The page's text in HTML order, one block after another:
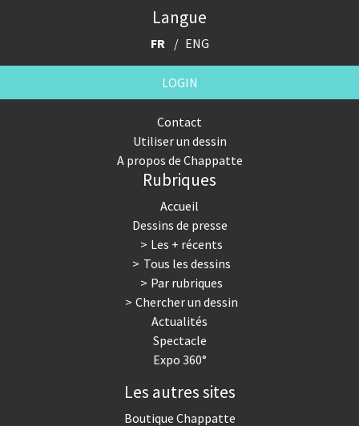
Langue
FR ENG
LOGIN
Contact
Utiliser un dessin
A propos de Chappatte
Rubriques
Accueil
Dessins de presse
Les + récents
Tous les dessins
Par rubriques
Chercher un dessin
Actualités
Spectacle
Expo 360°
Les autres sites
Boutique Chappatte